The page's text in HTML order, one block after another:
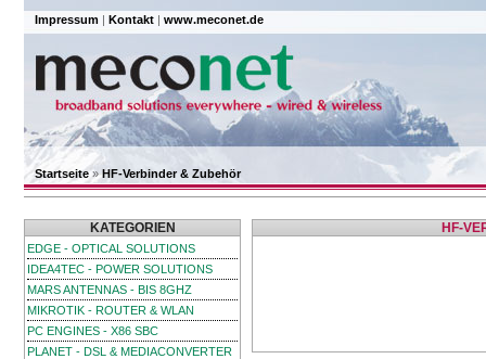
Impressum | Kontakt | www.meconet.de
Startseite»HF-Verbinder & Zubehör
KATEGORIEN
EDGE - OPTICAL SOLUTIONS
IDEA4TEC - POWER SOLUTIONS
MARS ANTENNAS - BIS 8GHZ
MIKROTIK - ROUTER & WLAN
PC ENGINES - X86 SBC
PLANET - DSL & MEDIACONVERTER
HF-